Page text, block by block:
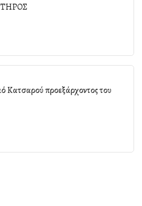
Κατσαρού προεξάρχοντος του